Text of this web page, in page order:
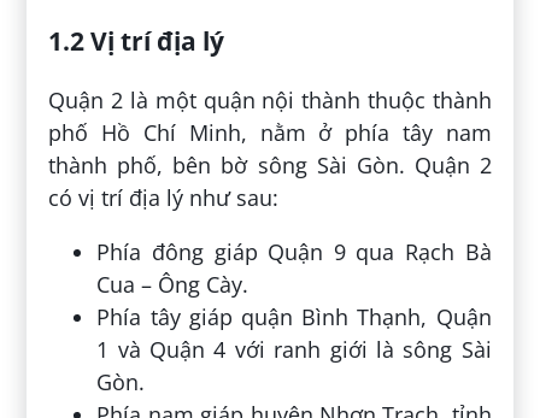
1.2 Vị trí địa lý
Quận 2 là một quận nội thành thuộc thành
phố Hồ Chí Minh, nằm ở phía tây nam
thành phố, bên bờ sông Sài Gòn. Quận 2
có vị trí địa lý như sau:
Phía đông giáp Quận 9 qua Rạch Bà
Cua – Ông Cày.
Phía tây giáp quận Bình Thạnh, Quận
1 và Quận 4 với ranh giới là sông Sài
Gòn.